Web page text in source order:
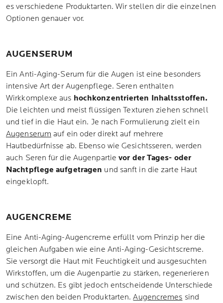
es verschiedene Produktarten. Wir stellen dir die einzelnen
Optionen genauer vor.
AUGENSERUM
Ein Anti-Aging-Serum für die Augen ist eine besonders
intensive Art der Augenpflege. Seren enthalten
Wirkkomplexe aus hochkonzentrierten Inhaltsstoffen.
Die leichten und meist flüssigen Texturen ziehen schnell
und tief in die Haut ein. Je nach Formulierung zielt ein
Augenserum auf ein oder direkt auf mehrere
Hautbedürfnisse ab. Ebenso wie Gesichtsseren, werden
auch Seren für die Augenpartievor der Tages- oder
Nachtpflege aufgetragen und sanft in die zarte Haut
eingeklopft.
AUGENCREME
Eine Anti-Aging-Augencreme erfüllt vom Prinzip her die
gleichen Aufgaben wie eine Anti-Aging-Gesichtscreme.
Sie versorgt die Haut mit Feuchtigkeit und ausgesuchten
Wirkstoffen, um die Augenpartie zu stärken, regenerieren
und schützen. Es gibt jedoch entscheidende Unterschiede
zwischen den beiden Produktarten.Augencremes sind